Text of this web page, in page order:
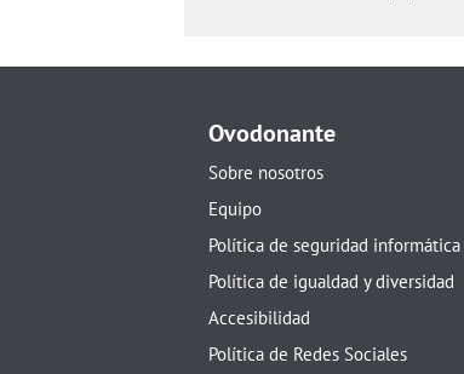
Ovodonante
Sobre nosotros
Equipo
Política de seguridad informática
Política de igualdad y diversidad
Accesibilidad
Política de Redes Sociales